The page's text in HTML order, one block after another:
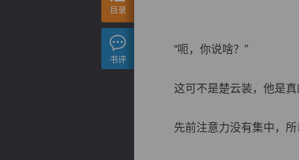
“呃，你说啥？”
这可不是楚云装，他是真
先前注意力没有集中，所
目录
书评